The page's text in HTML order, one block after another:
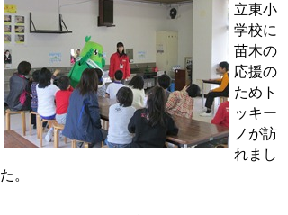
立東小
学校に
苗木の
応援の
ためト
ッキー
ノが訪
れまし
た。